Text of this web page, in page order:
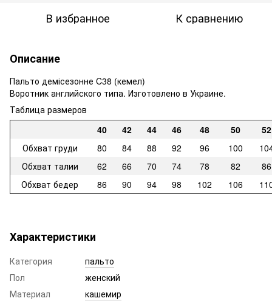
В избранное К сравнению
Описание
Пальто демісезонне C38 (кемел)
Воротник английского типа. Изготовлено в Украине.
Таблица размеров
40
42 44 46 48 50
52
Обхват груди
80 84 88 92 96 100
Обхват талии
62 66 70 74 78 82
86
Обхват бедер
86 90 94 98 102 106
Характеристики
Категория
пальто
Пол
женский
Материал
кашемир